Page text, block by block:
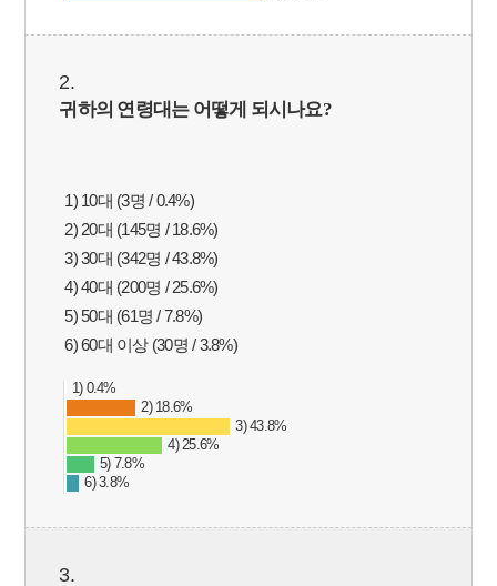
2.
귀하의 연령대는 어떻게 되시나요?
1) 10대 (3명 / 0.4%)
2) 20대 (145명 / 18.6%)
3) 30대 (342명 / 43.8%)
4) 40대 (200명 / 25.6%)
5) 50대 (61명 / 7.8%)
6) 60대 이상 (30명 / 3.8%)
1) 0.4%
2) 18.6%
3) 43.8%
4) 25.6%
5) 7.8%
6) 3.8%
3.